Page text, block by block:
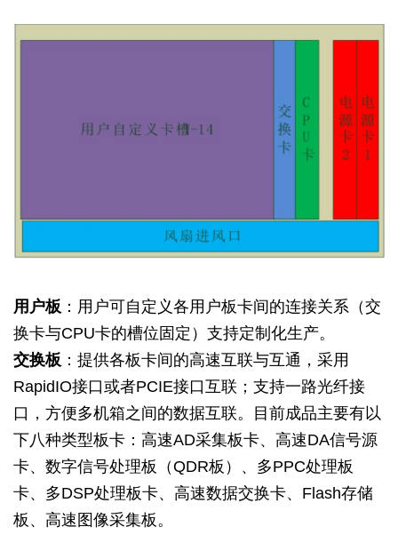
用户板 ：用户可自定义各用户板卡间的连接关系（交
换卡与CPU卡的槽位固定）支持定制化生产。
交换板 ：提供各板卡间的高速互联与互通，采用
RapidIO接口或者PCIE接口互联；支持一路光纤接
口，方便多机箱之间的数据互联。目前成品主要有以
下八种类型板卡：高速AD采集板卡、高速DA信号源
卡、数字信号处理板（QDR板）、多PPC处理板
卡、多DSP处理板卡、高速数据交换卡、Flash存储
板、高速图像采集板。